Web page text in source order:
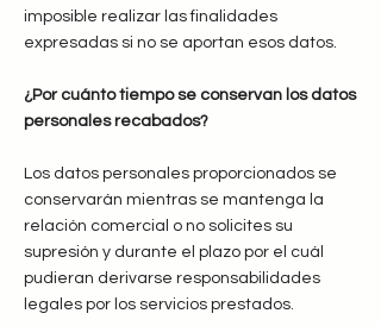
imposible realizar las finalidades
expresadas si no se aportan esos datos.
¿Por cuánto tiempo se conservan los datos
personales recabados?
Los datos personales proporcionados se
conservarán mientras se mantenga la
relación comercial o no solicites su
supresión y durante el plazo por el cuál
pudieran derivarse responsabilidades
legales por los servicios prestados.